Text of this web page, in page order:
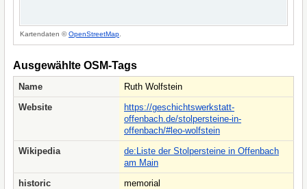
Kartendaten ©OpenStreetMap
Ausgewählte OSM-Tags
Name
Ruth Wolfstein
Website
https://geschichtswerkstatt-
offenbach.de/stolpersteine-in-
offenbach/#leo-wolfstein
Wikipedia
de:Liste der Stolpersteine in Offenbach
am Main
historic
memorial